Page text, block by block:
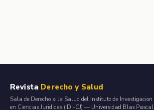
Revista Derecho y Salud
Sala de Derecho a la Salud del Instituto de Investigacion
en Ciencias Juridicas (IDI-CJ) — Universidad Blas Pascal